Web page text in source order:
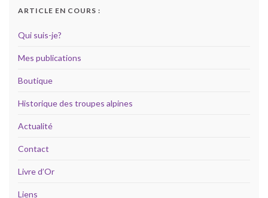
ARTICLE EN COURS :
Qui suis-je?
Mes publications
Boutique
Historique des troupes alpines
Actualité
Contact
Livre d’Or
Liens